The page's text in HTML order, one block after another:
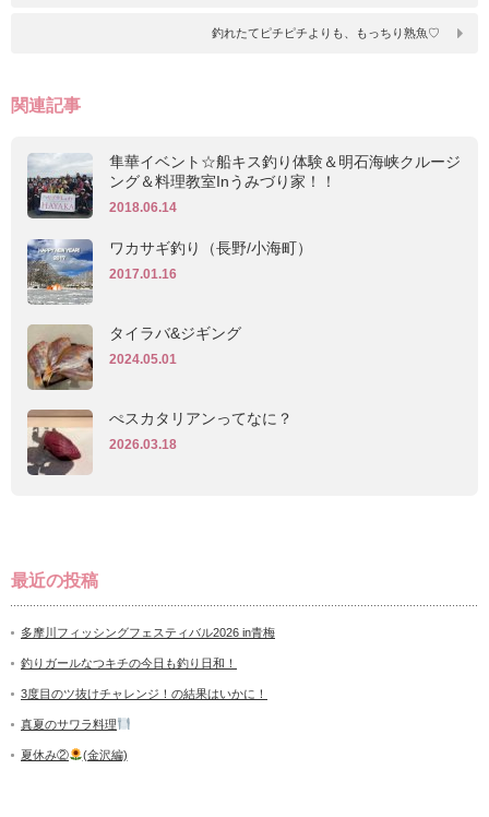
釣れたてピチピチよりも、もっちり熟魚♡
関連記事
隼華イベント☆船キス釣り体験＆明石海峡クルージ
ング＆料理教室Inうみづり家！！
2018.06.14
ワカサギ釣り（長野/小海町）
2017.01.16
タイラバ&ジギング
2024.05.01
ぺスカタリアンってなに？
2026.03.18
最近の投稿
多摩川フィッシングフェスティバル2026 in青梅
釣りガールなつキチの今日も釣り日和！
3度目のツ抜けチャレンジ！の結果はいかに！
真夏のサワラ料理
夏休み② (金沢編)